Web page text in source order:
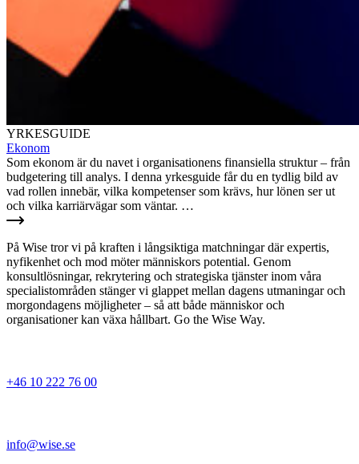
YRKESGUIDE
Ekonom
Som ekonom är du navet i organisationens finansiella struktur – från
budgetering till analys. I denna yrkesguide får du en tydlig bild av
vad rollen innebär, vilka kompetenser som krävs, hur lönen ser ut
och vilka karriärvägar som väntar. …
På Wise tror vi på kraften i långsiktiga matchningar där expertis,
nyfikenhet och mod möter människors potential. Genom
konsultlösningar, rekrytering och strategiska tjänster inom våra
specialistområden stänger vi glappet mellan dagens utmaningar och
morgondagens möjligheter – så att både människor och
organisationer kan växa hållbart. Go the Wise Way.
+46 10 222 76 00
info@wise.se